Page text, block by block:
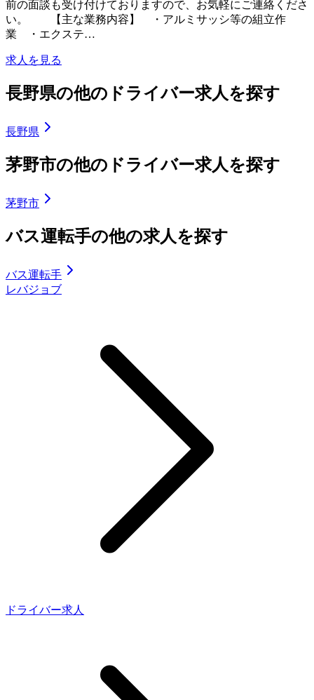
前の面談も受け付けておりますので、お気軽にご連絡くださ
い。 【主な業務内容】 ・アルミサッシ等の組立作
業 ・エクステ…
求人を見る
長野県の他のドライバー求人を探す
長野県
茅野市の他のドライバー求人を探す
茅野市
バス運転手の他の求人を探す
バス運転手
レバジョブ
ドライバー求人